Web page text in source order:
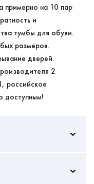
примерно на 10 пар
и
тумбы для обуви.
размеров.
дверей.
2
российское
доступным!
1210/600/300